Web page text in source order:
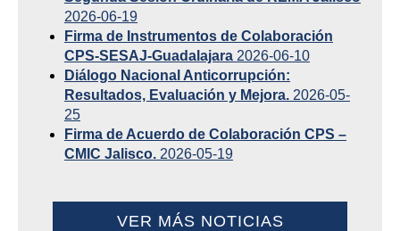
2026-06-19
Firma de Instrumentos de Colaboración
CPS-SESAJ-Guadalajara 2026-06-10
Diálogo Nacional Anticorrupción:
Resultados, Evaluación y Mejora. 2026-05-
25
Firma de Acuerdo de Colaboración CPS –
CMIC Jalisco. 2026-05-19
VER MÁS NOTICIAS